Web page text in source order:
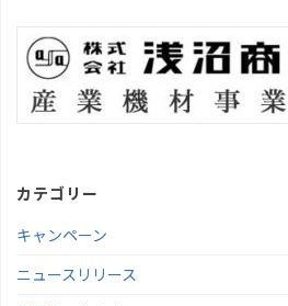
カテゴリー
キャンペーン
ニュースリリース